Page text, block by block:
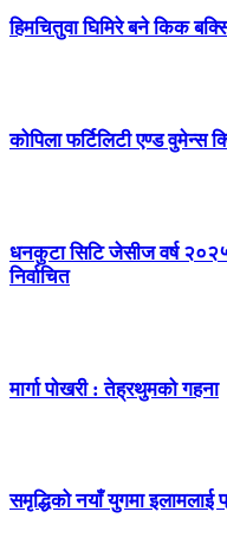
हिमचितुवा घिमिरे बने किक
कोपिला फर्टिलिटी एण्ड वुमेन्स
धनकुटा सिटि जेसीज वर्ष २०२५
निर्वाचित
मार्गा पोखरी : तेह्रथुमको गहना
समृद्धिको नयाँ युगमा